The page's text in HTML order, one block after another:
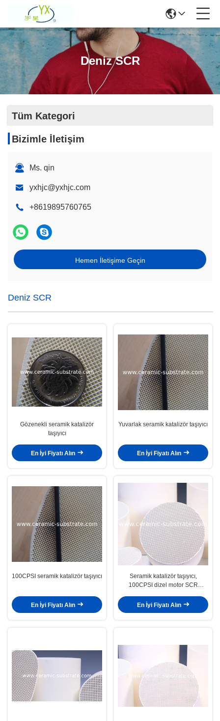
Deniz SCR
Tüm Kategori
Bizimle İletişim
Ms. qin
yxhjc@yxhjc.com
+8619895760765
Hemen İletişime Geçin
Deniz SCR
Gözenekli seramik katalizör
taşıyıcı
En İyi Fiyatı Alın
Yuvarlak seramik katalizör taşıyıcı
En İyi Fiyatı Alın
100CPSI seramik katalizör taşıyıcı
En İyi Fiyatı Alın
Seramik katalizör taşıyıcı,
100CPSI dizel motor SCR
En İyi Fiyatı Alın